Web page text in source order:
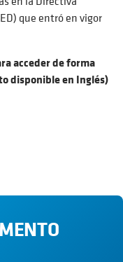
que entró en vigor
acceder de forma
disponible en Inglés)